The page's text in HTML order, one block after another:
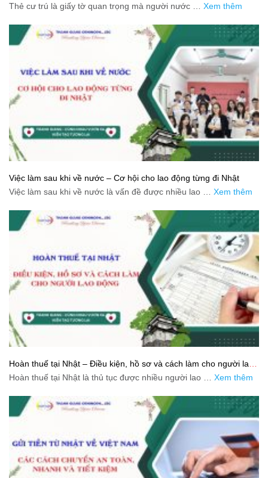
Thẻ cư trú là giấy tờ quan trọng mà người nước … Xem thêm
Việc làm sau khi về nước – Cơ hội cho lao động từng đi Nhật
Việc làm sau khi về nước là vấn đề được nhiều lao … Xem thêm
Hoàn thuế tại Nhật – Điều kiện, hồ sơ và cách làm cho người lao
động
Hoàn thuế tại Nhật là thủ tục được nhiều người lao … Xem thêm